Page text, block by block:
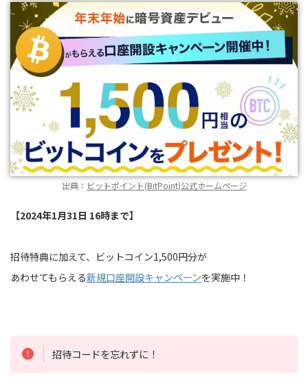
出典： ビットポイント(BitPoint)公式ホームページ
【2024年1月31日 16時まで】
招待特典に加えて、ビットコイン1,500円分が
あわせてもらえる新規口座開設キャンペーンを実施中！
招待コードを忘れずに！